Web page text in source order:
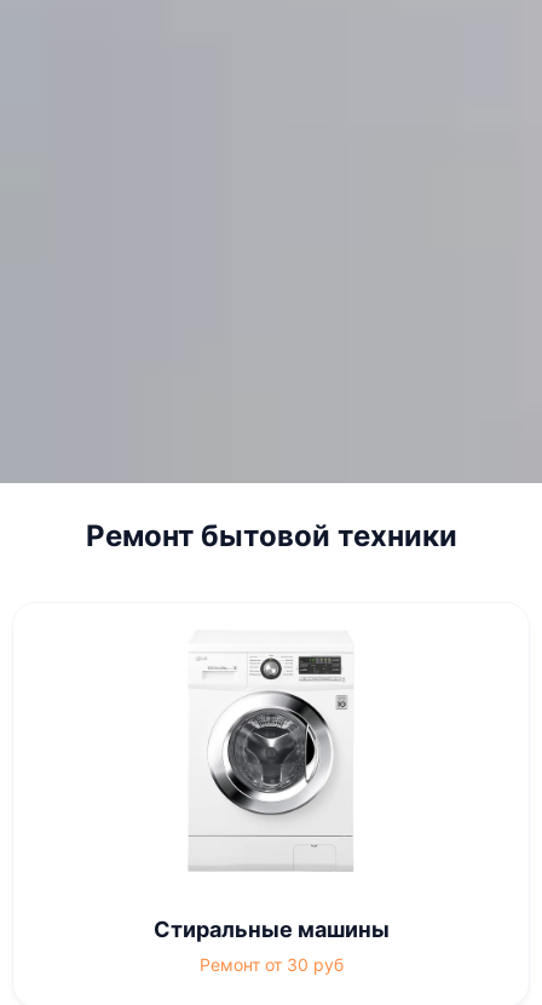
Ремонт бытовой техники
Стиральные машины
Ремонт от 30 руб